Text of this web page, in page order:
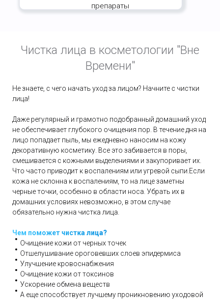
препараты
Чистка лица в косметологии "Вне
Времени"
Не знаете, с чего начать уход за лицом? Начните с чистки
лица!
Даже регулярный и грамотно подобранный домашний уход
не обеспечивает глубокого очищения пор. В течение дня на
лицо попадает пыль, мы ежедневно наносим на кожу
декоративную косметику. Все это забивается в поры,
смешивается с кожными выделениями и закупоривает их.
Что часто приводит к воспалениям или угревой сыпи.Если
кожа не склонна к воспалениям, то на лице заметны
черные точки, особенно в области носа. Убрать их в
домашних условиях невозможно, в этом случае
обязательно нужна чистка лица.
Чем поможет чистка лица?
Очищение кожи от черных точек
Отшелушивание ороговевших слоев эпидермиса
Улучшение кровоснабжения
Очищение кожи от токсинов
Ускорение обмена веществ
А еще способствует лучшему проникновению уходовой